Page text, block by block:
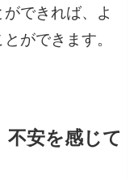
できれば、よ
ができます。
不安を感じて